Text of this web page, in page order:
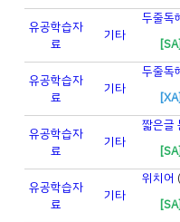
유공학습자
료
기타
두줄독
유공학습자
료
기타
두줄독
유공학습자
료
기타
짧은글
유공학습자
료
기타
위치어